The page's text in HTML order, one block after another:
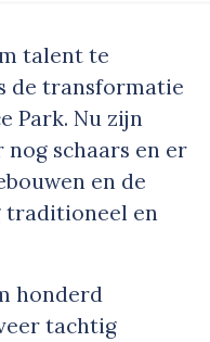
talent te
de transformatie
Park. Nu zijn
schaars en er
en de
traditioneel en
honderd
tachtig